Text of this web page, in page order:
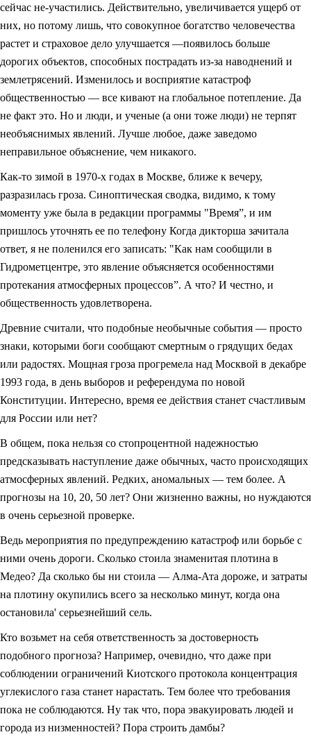
сейчас не-участились. Действительно, увеличивается ущерб от
них, но потому лишь, что совокупное богатство человечества
растет и страховое дело улучшается —появилось больше
дорогих объектов, способных пострадать из-за наводнений и
землетрясений. Изменилось и восприятие катастроф
общественностью — все кивают на глобальное потепление. Да
не факт это. Но и люди, и ученые (а они тоже люди) не терпят
необъяснимых явлений. Лучше любое, даже заведомо
неправильное объяснение, чем никакого.
Как-то зимой в 1970-х годах в Москве, ближе к вечеру,
разразилась гроза. Синоптическая сводка, видимо, к тому
моменту уже была в редакции программы "Время”, и им
пришлось уточнять ее по телефону Когда дикторша зачитала
ответ, я не поленился его записать: "Как нам сообщили в
Гидрометцентре, это явление объясняется особенностями
протекания атмосферных процессов”. А что? И честно, и
общественность удовлетворена.
Древние считали, что подобные необычные события — просто
знаки, которыми боги сообщают смертным о грядущих бедах
или радостях. Мощная гроза прогремела над Москвой в декабре
1993 года, в день выборов и референдума по новой
Конституции. Интересно, время ее действия станет счастливым
для России или нет?
В общем, пока нельзя со стопроцентной надежностью
предсказывать наступление даже обычных, часто происходящих
атмосферных явлений. Редких, аномальных — тем более. А
прогнозы на 10, 20, 50 лет? Они жизненно важны, но нуждаются
в очень серьезной проверке.
Ведь мероприятия по предупреждению катастроф или борьбе с
ними очень дороги. Сколько стоила знаменитая плотина в
Медео? Да сколько бы ни стоила — Алма-Ата дороже, и затраты
на плотину окупились всего за несколько минут, когда она
остановила' серьезнейший сель.
Кто возьмет на себя ответственность за достоверность
подобного прогноза? Например, очевидно, что даже при
соблюдении ограничений Киотского протокола концентрация
углекислого газа станет нарастать. Тем более что требования
пока не соблюдаются. Ну так что, пора эвакуировать людей и
города из низменностей? Пора строить дамбы?